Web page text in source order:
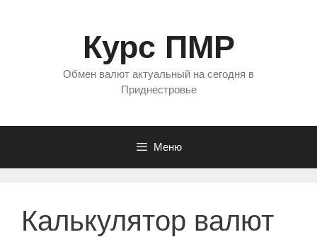
Курс ПМР
Обмен валют актуальный на сегодня в
Приднестровье
Меню
Калькулятор валют